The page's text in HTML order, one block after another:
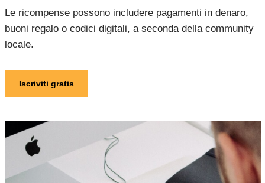
Le ricompense possono includere pagamenti in denaro,
buoni regalo o codici digitali, a seconda della community
locale.
Iscriviti gratis